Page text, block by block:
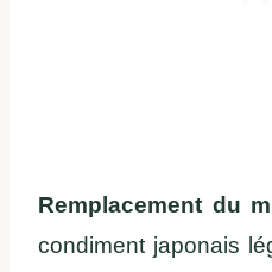
Remplacement du
condiment japonais